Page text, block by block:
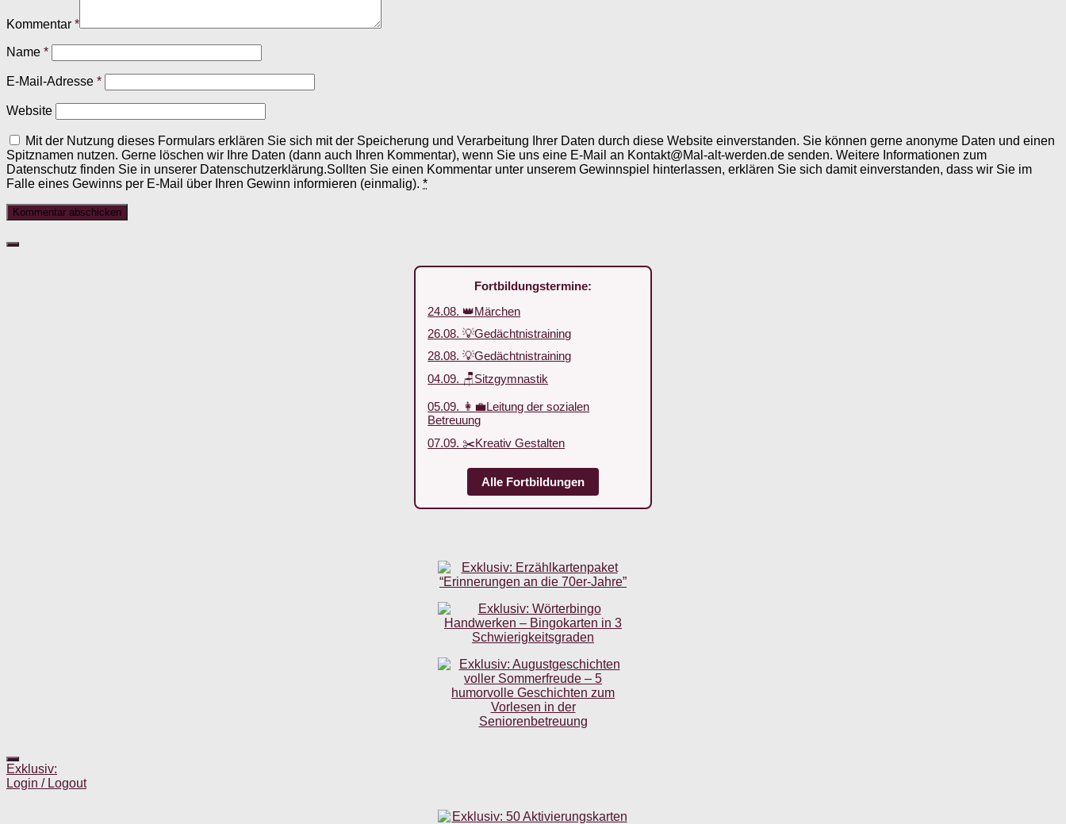
Kommentar *
Name *
E-Mail-Adresse *
Website
Mit der Nutzung dieses Formulars erklären Sie sich mit der Speicherung und Verarbeitung Ihrer Daten durch diese Website einverstanden. Sie können gerne anonyme Daten und einen
Spitznamen nutzen. Gerne löschen wir Ihre Daten (dann auch Ihren Kommentar), wenn Sie uns eine E-Mail an Kontakt@Mal-alt-werden.de senden. Weitere Informationen zum
Datenschutz finden Sie in unserer Datenschutzerklärung.Sollten Sie einen Kommentar unter unserem Gewinnspiel hinterlassen, erklären Sie sich damit einverstanden, dass wir Sie im
Falle eines Gewinns per E-Mail über Ihren Gewinn informieren (einmalig). *
Fortbildungstermine:
24.08. 👑Märchen
26.08. 💡Gedächtnistraining
28.08. 💡Gedächtnistraining
04.09. 🪑Sitzgymnastik
05.09. 👩‍💼Leitung der sozialen
Betreuung
07.09. ✂️Kreativ Gestalten
Alle Fortbildungen
Exklusiv:
Login / Logout